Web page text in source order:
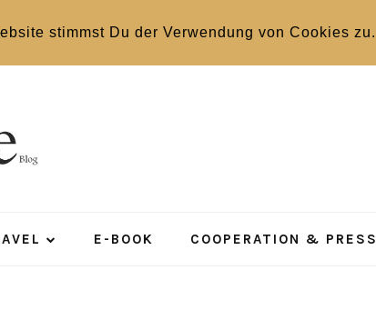
stimmst Du der Verwendung von Cookies zu.
E-BOOK COOPERATION & PRESS